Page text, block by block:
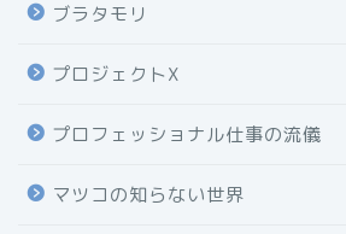
ブラタモリ
プロジェクトX
プロフェッショナル仕事の流儀
マツコの知らない世界